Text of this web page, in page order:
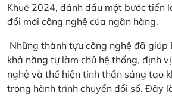
Khuê 2024, đánh dấu một bước tiến
đổi mới công nghệ của ngân hàng.
Những thành tựu công nghệ đã giúp
khả năng tự làm chủ hệ thống, định
nghệ và thể hiện tinh thần sáng tạo
trong hành trình chuyển đổi số. Đây